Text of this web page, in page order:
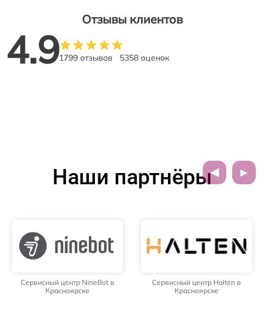
Отзывы клиентов
4.91799 отзывов 5358 оценок
Наши партнёры
Сервисный центр NineBot в
Красноярске
Сервисный центр Halten в
Красноярске